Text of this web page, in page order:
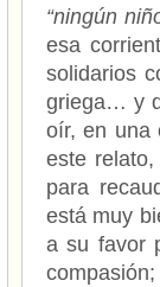
“ningún
esa
solidarios
griega… y
oír, en una
este
para
está muy
a su favor